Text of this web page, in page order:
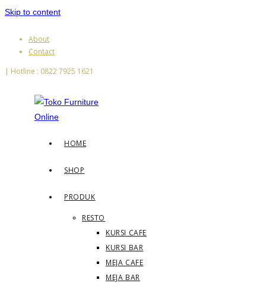
Skip to content
About
Contact
| Hotline : 0822 7925 1621
HOME
SHOP
PRODUK
RESTO
KURSI CAFE
KURSI BAR
MEJA CAFE
MEJA BAR